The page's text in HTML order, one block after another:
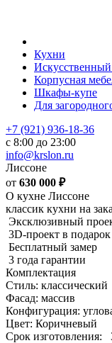
Кухни
Корпусная
Шкафы-купе
Для
+7 (921) 936-18-36
с 8:00 до 23:00
info@krslon.ru
Лиссоне
от 630 000 ₽
О кухне Лиссоне
классик кухни на
Эксклюзивный
3D-проект в подарок
Бесплатный замер
3 года гарантии
Комплектация
Стиль: классический
Фасад: массив
Конфигурация:
Цвет: Коричневый
Срок изготовления: